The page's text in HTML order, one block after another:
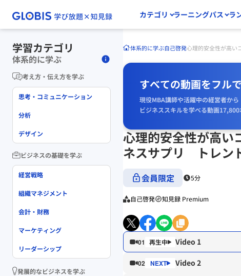
カテゴリ ラーニングパス ラ
体系的に学ぶ自己啓発心理的安全性が高い
すべての動画をフル
現役MBA講師や活躍中の経営者から
ビジネススキルを学べる動画17,800
心理的安全性が高い
ネスサプリ トレン
会員限定 5分
自己啓発 知見録 Premium
01 Video 1
02 Video 2
学習カテゴリ
体系的に学ぶ
考え方・伝え方を学ぶ
思考・コミュニケーション
分析
デザイン
ビジネスの基礎を学ぶ
経営戦略
組織マネジメント
会計・財務
マーケティング
リーダーシップ
発展的なビジネスを学ぶ